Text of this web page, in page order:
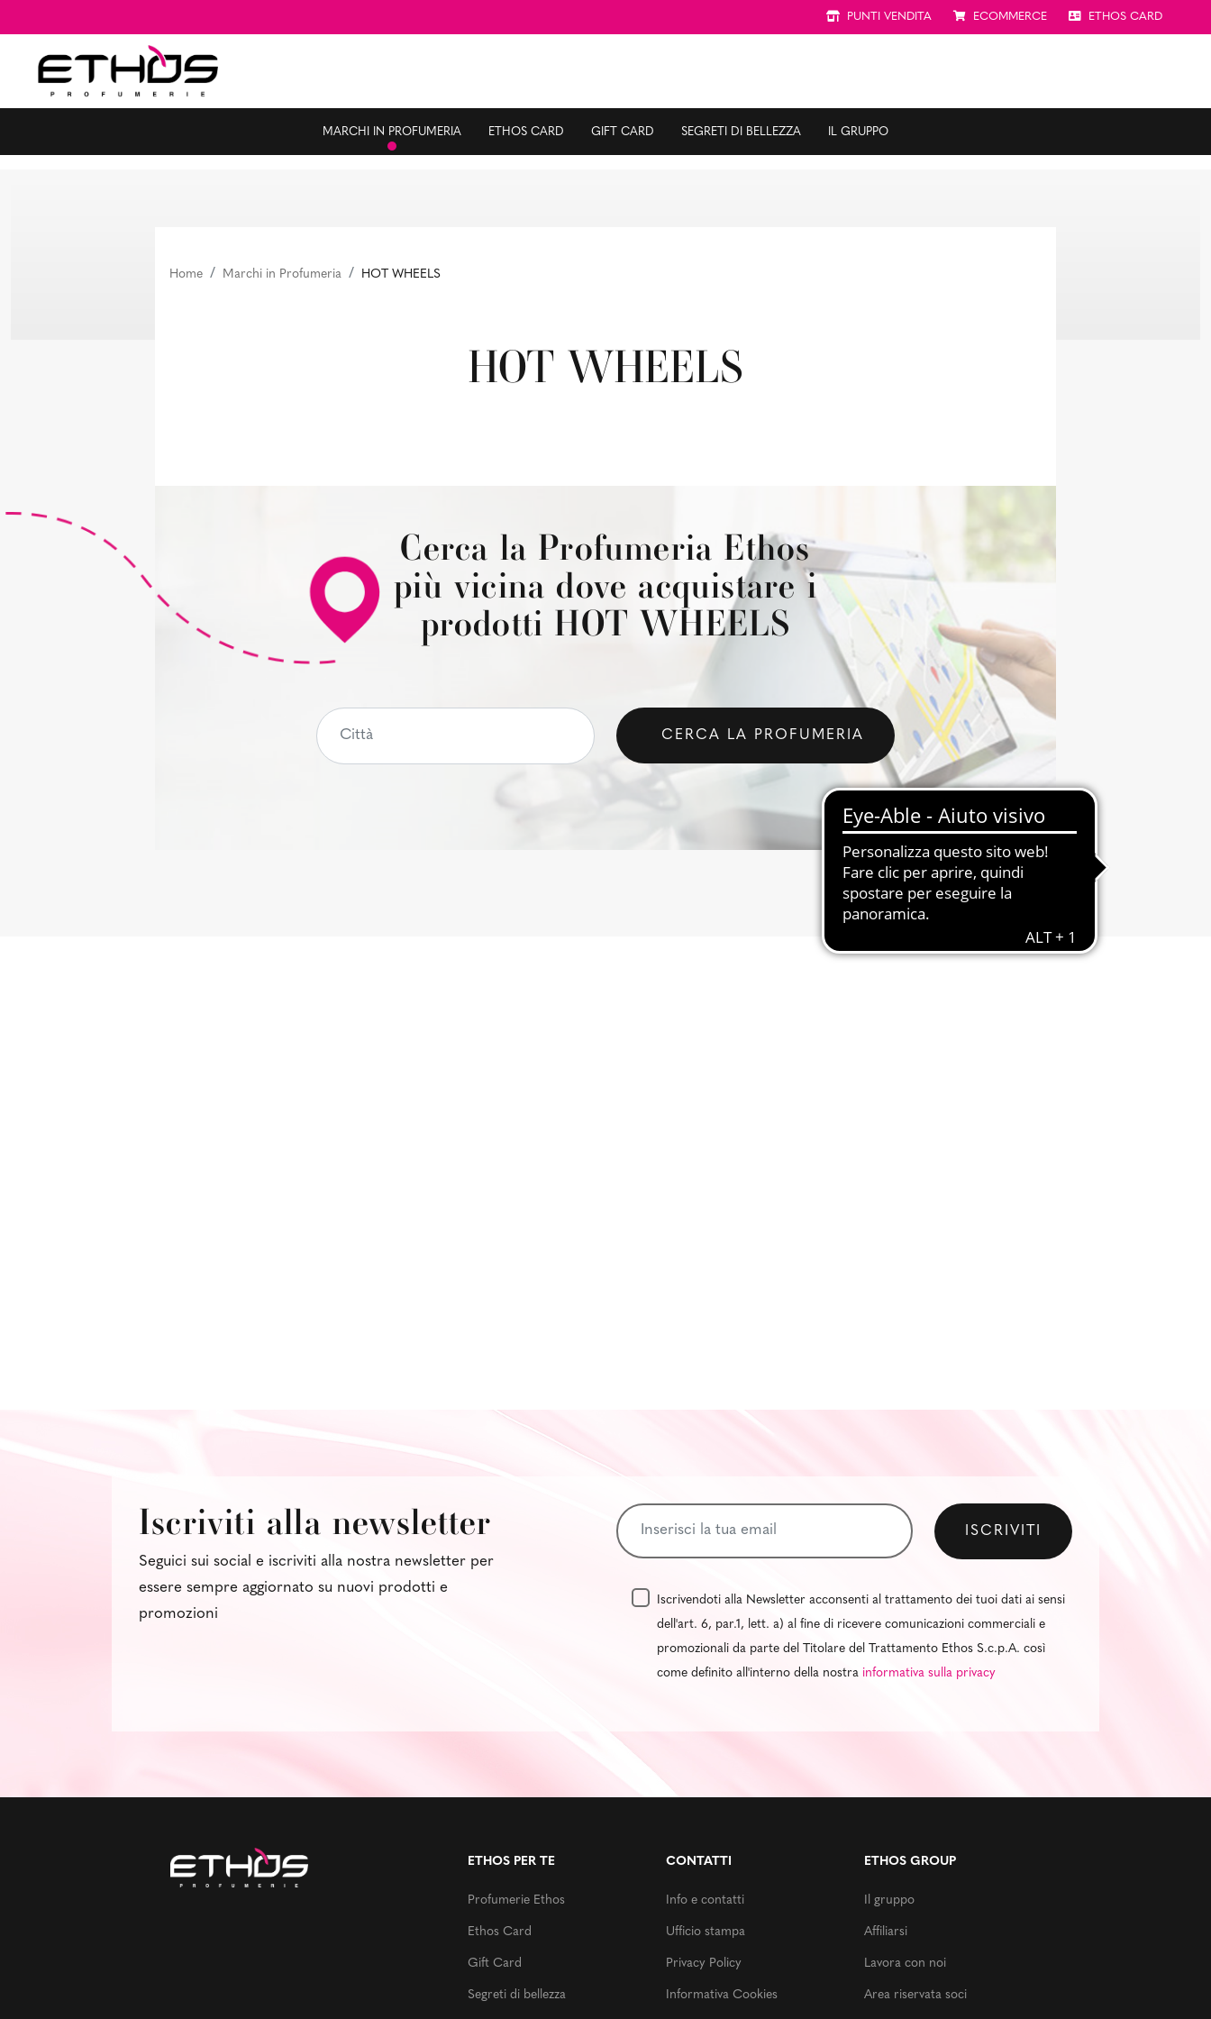
PUNTI VENDITA ECOMMERCE ETHOS CARD
MARCHI IN PROFUMERIA ETHOS CARD GIFT CARD SEGRETI DI BELLEZZA IL GRUPPO
Home Marchi in Profumeria HOT WHEELS
HOT WHEELS
Cerca la Profumeria Ethos
più vicina dove acquistare i
prodotti HOT WHEELS
CERCA LA PROFUMERIA
Iscriviti alla newsletter
Seguici sui social e iscriviti alla nostra newsletter per
essere sempre aggiornato su nuovi prodotti e
promozioni
Iscrivendoti alla Newsletter acconsenti al trattamento dei tuoi dati ai sensi
dell'art. 6, par.1, lett. a) al fine di ricevere comunicazioni commerciali e
promozionali da parte del Titolare del Trattamento Ethos S.c.p.A. così
come definito all'interno della nostra informativa sulla privacy
ETHOS PER TE
Profumerie Ethos
Ethos Card
Gift Card
Segreti di bellezza
CONTATTI
Info e contatti
Ufficio stampa
Privacy Policy
Informativa Cookies
ETHOS GROUP
Il gruppo
Affiliarsi
Lavora con noi
Area riservata soci